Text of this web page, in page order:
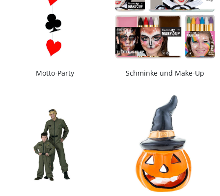
Motto-Party Schminke und Make-Up